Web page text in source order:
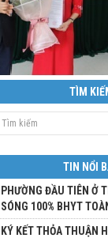
TÌM
TIN NỔI
PHƯỜNG ĐẦU TIÊN Ở
SÓNG 100% BHYT
KÝ KẾT THỎA THUẬN